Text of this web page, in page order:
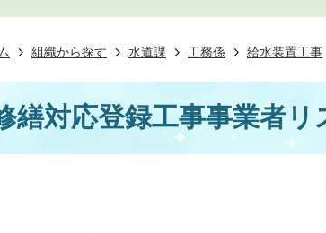
組織から探す 水道課 工務係 給水装置工事
繕対応登録工事事業者リ